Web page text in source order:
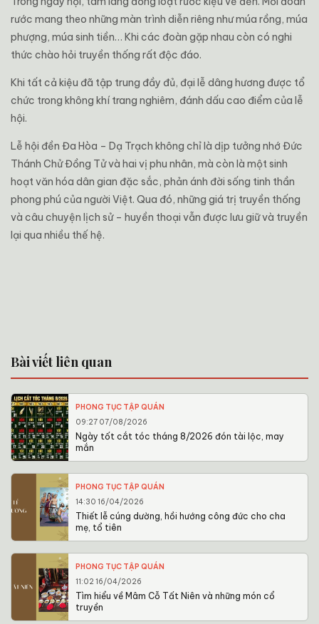
rước mang theo những màn trình diễn riêng như múa rồng, múa
phượng, múa sinh tiền… Khi các đoàn gặp nhau còn có nghi
thức chào hỏi truyền thống rất độc đáo.
Khi tất cả kiệu đã tập trung đầy đủ, đại lễ dâng hương được tổ
chức trong không khí trang nghiêm, đánh dấu cao điểm của lễ
hội.
Lễ hội đền Đa Hòa – Dạ Trạch không chỉ là dịp tưởng nhớ Đức
Thánh Chử Đồng Tử và hai vị phu nhân, mà còn là một sinh
hoạt văn hóa dân gian đặc sắc, phản ánh đời sống tinh thần
phong phú của người Việt. Qua đó, những giá trị truyền thống
và câu chuyện lịch sử – huyền thoại vẫn được lưu giữ và truyền
lại qua nhiều thế hệ.
Bài viết liên quan
PHONG TỤC TẬP QUÁN
09:27 07/08/2026
Ngày tốt cắt tóc tháng 8/2026 đón tài lộc, may
mắn
PHONG TỤC TẬP QUÁN
14:30 16/04/2026
Thiết lễ cúng dường, hồi hướng công đức cho cha
mẹ, tổ tiên
PHONG TỤC TẬP QUÁN
11:02 16/04/2026
Tìm hiểu về Mâm Cỗ Tất Niên và những món cổ
truyền